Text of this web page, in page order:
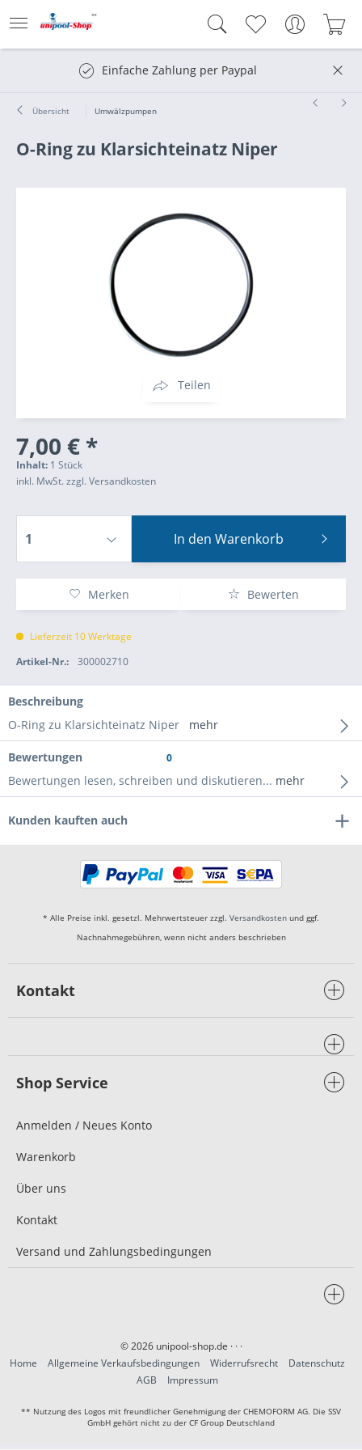
Einfache Zahlung per Paypal
Übersicht Umwälzpumpen
O-Ring zu Klarsichteinatz Niper
Teilen
7,00 € *
Inhalt: 1 Stück
inkl. MwSt.zzgl. Versandkosten
In den Warenkorb
Merken Bewerten
Lieferzeit 10 Werktage
Artikel-Nr.:
300002710
Beschreibung
O-Ring zu Klarsichteinatz Niper mehr
Bewertungen 0
Bewertungen lesen, schreiben und diskutieren... mehr
Kunden kauften auch
* Alle Preise inkl. gesetzl. Mehrwertsteuer zzgl. Versandkosten und ggf.
Nachnahmegebühren, wenn nicht anders beschrieben
Kontakt
Shop Service
Anmelden / Neues Konto
Warenkorb
Über uns
Kontakt
Versand und Zahlungsbedingungen
© 2026 unipool-shop.de · · ·
Home
Allgemeine Verkaufsbedingungen Widerrufsrecht
Datenschutz
AGB
Impressum
** Nutzung des Logos mit freundlicher Genehmigung der CHEMOFORM AG. Die SSV
GmbH gehört nicht zu der CF Group Deutschland